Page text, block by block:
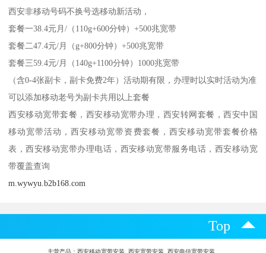
西安非移动号码不换号选移动新活动，
套餐一38.4元月/（110g+600分钟）+500兆宽带
套餐二47.4元/月（g+800分钟）+500兆宽带
套餐三59.4元/月（140g+1100分钟）1000兆宽带
（含0-4张副卡，副卡免费2年）活动期有限，办理时以实时活动为准
可以添加移动老号为副卡共用以上套餐
西安移动宽带套餐，西安移动宽带办理，西安转网套餐，西安中国
移动宽带活动，西安移动宽带资费套餐，西安移动宽带套餐价格
表，西安移动宽带办理电话，西安移动宽带服务电话，西安移动宽
带覆盖查询
m.wywyu.b2b168.com
Top
主营产品： 西安移动宽带安装 西安宽带安装 西安电信宽带安装